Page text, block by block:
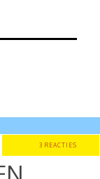
3 REACTIES